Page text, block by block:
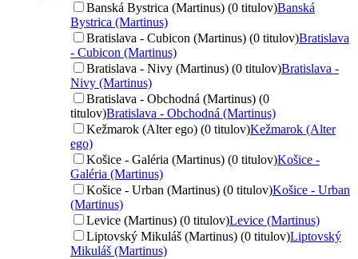
Banská Bystrica (Martinus) (0 titulov)Banská
Bystrica (Martinus)
Bratislava - Cubicon (Martinus) (0 titulov)Bratislava
- Cubicon (Martinus)
Bratislava - Nivy (Martinus) (0 titulov)Bratislava -
Nivy (Martinus)
Bratislava - Obchodná (Martinus) (0
titulov)Bratislava - Obchodná (Martinus)
Kežmarok (Alter ego) (0 titulov)Kežmarok (Alter
ego)
Košice - Galéria (Martinus) (0 titulov)Košice -
Galéria (Martinus)
Košice - Urban (Martinus) (0 titulov)Košice - Urban
(Martinus)
Levice (Martinus) (0 titulov)Levice (Martinus)
Liptovský Mikuláš (Martinus) (0 titulov)Liptovský
Mikuláš (Martinus)